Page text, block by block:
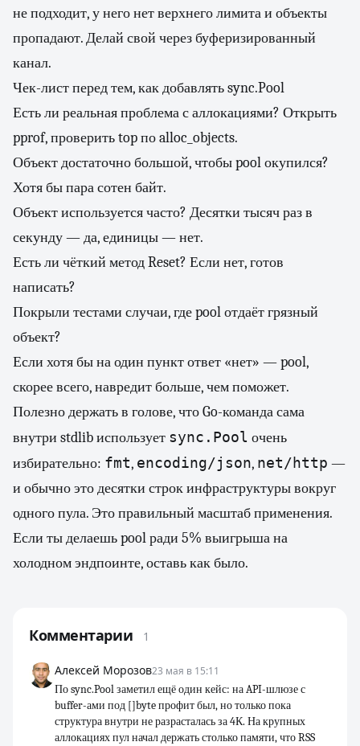
не подходит, у него нет верхнего лимита и объекты
пропадают. Делай свой через буферизированный
канал.
Чек-лист перед тем, как добавлять sync.Pool
Есть ли реальная проблема с аллокациями? Открыть
pprof, проверить top по alloc_objects.
Объект достаточно большой, чтобы pool окупился?
Хотя бы пара сотен байт.
Объект используется часто? Десятки тысяч раз в
секунду — да, единицы — нет.
Есть ли чёткий метод Reset? Если нет, готов
написать?
Покрыли тестами случаи, где pool отдаёт грязный
объект?
Если хотя бы на один пункт ответ «нет» — pool,
скорее всего, навредит больше, чем поможет.
Полезно держать в голове, что Go-команда сама
внутри stdlib использует sync.Pool очень
избирательно: fmt, encoding/json, net/http —
и обычно это десятки строк инфраструктуры вокруг
одного пула. Это правильный масштаб применения.
Если ты делаешь pool ради 5% выигрыша на
холодном эндпоинте, оставь как было.
Комментарии 1
Алексей Морозов23 мая в 15:11
По sync.Pool заметил ещё один кейс: на API-шлюзе с
buffer-ами под []byte профит был, но только пока
структура внутри не разрасталась за 4К. На крупных
аллокациях пул начал держать столько памяти, что RSS